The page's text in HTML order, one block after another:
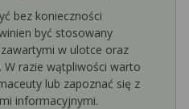
bez konieczności
być stosowany
w ulotce oraz
W razie wątpliwości warto
lub zapoznać się z
informacyjnymi.